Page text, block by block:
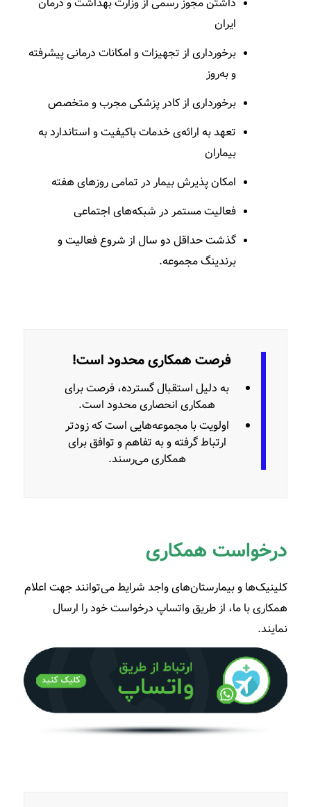
ایران
برخورداری از تجهیزات و امکانات درمانی پیشرفته
و به‌روز
برخورداری از کادر پزشکی مجرب و متخصص
تعهد به ارائه‌ی خدمات باکیفیت و استاندارد به
بیماران
امکان پذیرش بیمار در تمامی روزهای هفته
فعالیت مستمر در شبکه‌های اجتماعی
گذشت حداقل دو سال از شروع فعالیت و
برندینگ مجموعه.
فرصت همکاری محدود است!
به دلیل استقبال گسترده، فرصت برای
همکاری انحصاری محدود است.
اولویت با مجموعه‌هایی است که زودتر
ارتباط گرفته و به تفاهم و توافق برای
همکاری می‌رسند.
درخواست همکاری
کلینیک‌ها و بیمارستان‌های واجد شرایط می‌توانند جهت اعلام
همکاری با ما، از طریق واتساپ درخواست خود را ارسال
نمایند.